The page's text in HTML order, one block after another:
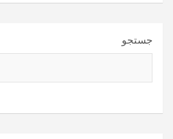
جستجو